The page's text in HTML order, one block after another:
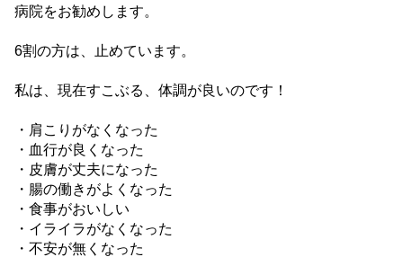
病院をお勧めします。
6割の方は、止めています。
私は、現在すこぶる、体調が良いのです！
・肩こりがなくなった
・血行が良くなった
・皮膚が丈夫になった
・腸の働きがよくなった
・食事がおいしい
・イライラがなくなった
・不安が無くなった